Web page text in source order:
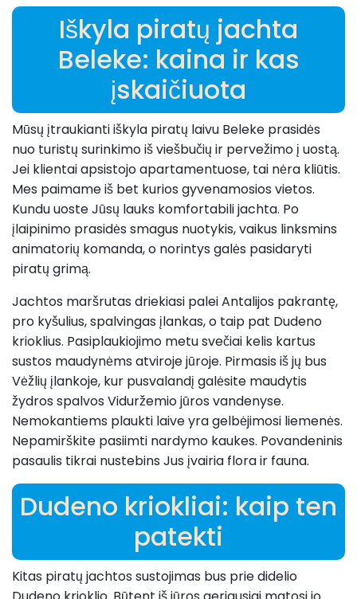
Iškyla piratų jachta
Beleke: kaina ir kas
įskaičiuota
Mūsų įtraukianti iškyla piratų laivu Beleke prasidės
nuo turistų surinkimo iš viešbučių ir pervežimo į uostą.
Jei klientai apsistojo apartamentuose, tai nėra kliūtis.
Mes paimame iš bet kurios gyvenamosios vietos.
Kundu uoste Jūsų lauks komfortabili jachta. Po
įlaipinimo prasidės smagus nuotykis, vaikus linksmins
animatorių komanda, o norintys galės pasidaryti
piratų grimą.
Jachtos maršrutas driekiasi palei Antalijos pakrantę,
pro kyšulius, spalvingas įlankas, o taip pat Dudeno
krioklius. Pasiplaukiojimo metu svečiai kelis kartus
sustos maudynėms atviroje jūroje. Pirmasis iš jų bus
Vėžlių įlankoje, kur pusvalandį galėsite maudytis
žydros spalvos Viduržemio jūros vandenyse.
Nemokantiems plaukti laive yra gelbėjimosi liemenės.
Nepamirškite pasiimti nardymo kaukes. Povandeninis
pasaulis tikrai nustebins Jus įvairia flora ir fauna.
Dudeno kriokliai: kaip ten
patekti
Kitas piratų jachtos sustojimas bus prie didelio